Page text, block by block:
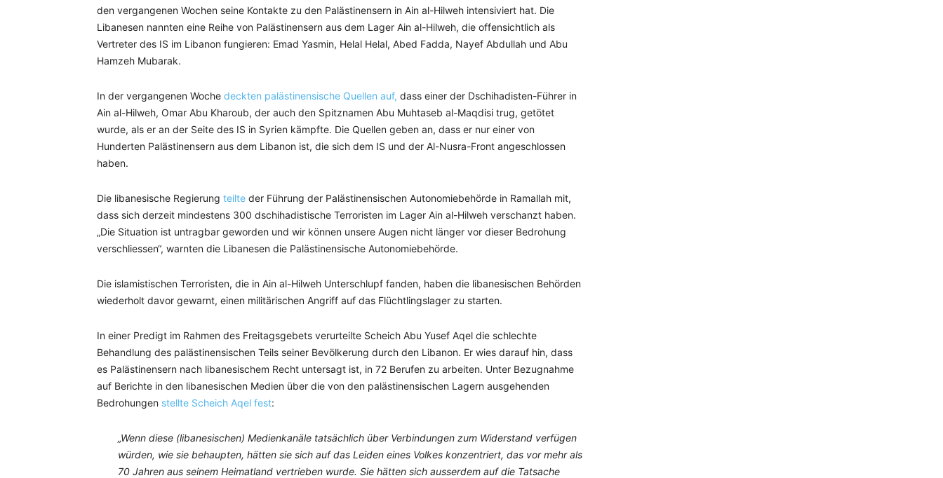
den vergangenen Wochen seine Kontakte zu den Palästinensern in Ain al-Hilweh intensiviert hat. Die
Libanesen nannten eine Reihe von Palästinensern aus dem Lager Ain al-Hilweh, die offensichtlich als
Vertreter des IS im Libanon fungieren: Emad Yasmin, Helal Helal, Abed Fadda, Nayef Abdullah und Abu
Hamzeh Mubarak.
In der vergangenen Woche deckten palästinensische Quellen auf, dass einer der Dschihadisten-Führer in
Ain al-Hilweh, Omar Abu Kharoub, der auch den Spitznamen Abu Muhtaseb al-Maqdisi trug, getötet
wurde, als er an der Seite des IS in Syrien kämpfte. Die Quellen geben an, dass er nur einer von
Hunderten Palästinensern aus dem Libanon ist, die sich dem IS und der Al-Nusra-Front angeschlossen
haben.
Die libanesische Regierung teilte der Führung der Palästinensischen Autonomiebehörde in Ramallah mit,
dass sich derzeit mindestens 300 dschihadistische Terroristen im Lager Ain al-Hilweh verschanzt haben.
„Die Situation ist untragbar geworden und wir können unsere Augen nicht länger vor dieser Bedrohung
verschliessen“, warnten die Libanesen die Palästinensische Autonomiebehörde.
Die islamistischen Terroristen, die in Ain al-Hilweh Unterschlupf fanden, haben die libanesischen Behörden
wiederholt davor gewarnt, einen militärischen Angriff auf das Flüchtlingslager zu starten.
In einer Predigt im Rahmen des Freitagsgebets verurteilte Scheich Abu Yusef Aqel die schlechte
Behandlung des palästinensischen Teils seiner Bevölkerung durch den Libanon. Er wies darauf hin, dass
es Palästinensern nach libanesischem Recht untersagt ist, in 72 Berufen zu arbeiten. Unter Bezugnahme
auf Berichte in den libanesischen Medien über die von den palästinensischen Lagern ausgehenden
Bedrohungen stellte Scheich Aqel fest:
„Wenn diese (libanesischen) Medienkanäle tatsächlich über Verbindungen zum Widerstand verfügen
würden, wie sie behaupten, hätten sie sich auf das Leiden eines Volkes konzentriert, das vor mehr als
70 Jahren aus seinem Heimatland vertrieben wurde. Sie hätten sich ausserdem auf die Tatsache